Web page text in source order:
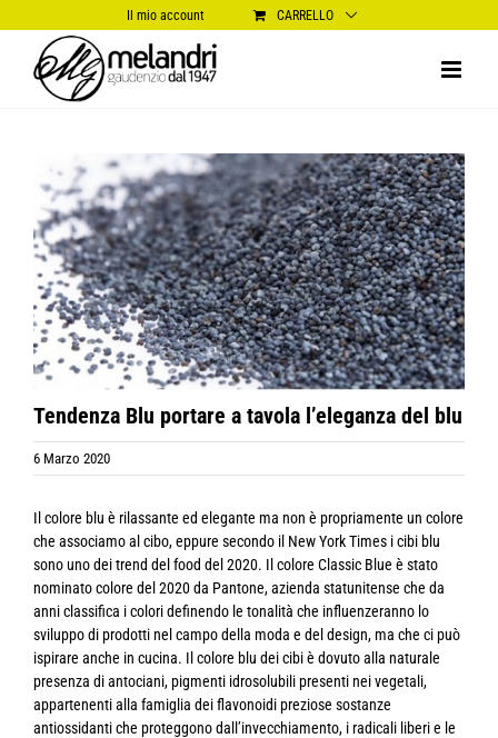
al
contenuto
Il mio account CARRELLO
Ingrandisci
immagine
Tendenza Blu portare a tavola l’eleganza del blu
6 Marzo 2020
Il colore blu è rilassante ed elegante ma non è propriamente un colore
che associamo al cibo, eppure secondo il New York Times i cibi blu
sono uno dei trend del food del 2020. Il colore Classic Blue è stato
nominato colore del 2020 da Pantone, azienda statunitense che da
anni classifica i colori definendo le tonalità che influenzeranno lo
sviluppo di prodotti nel campo della moda e del design, ma che ci può
ispirare anche in cucina. Il colore blu dei cibi è dovuto alla naturale
presenza di antociani, pigmenti idrosolubili presenti nei vegetali,
appartenenti alla famiglia dei flavonoidi preziose sostanze
antiossidanti che proteggono dall’invecchiamento, i radicali liberi e le